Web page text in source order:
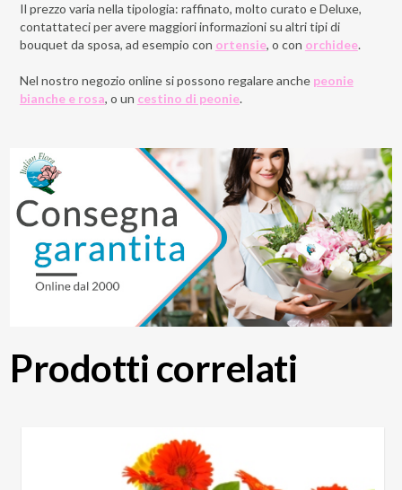
Il prezzo varia nella tipologia: raffinato, molto curato e Deluxe,
contattateci per avere maggiori informazioni su altri tipi di
bouquet da sposa, ad esempio con ortensie, o con orchidee.
Nel nostro negozio online si possono regalare anche peonie
bianche e rosa, o un cestino di peonie.
Prodotti correlati